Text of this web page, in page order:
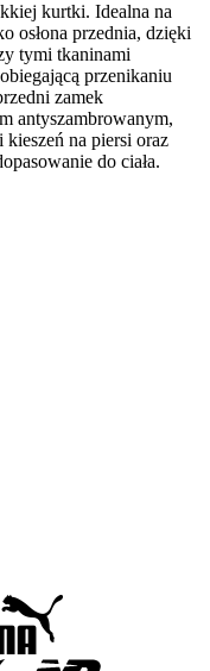
kurtki. Idealna na
osłona przednia, dzięki
tymi tkaninami
przenikaniu
zamek
antyszambrowanym,
kieszeń na piersi oraz
do ciała.